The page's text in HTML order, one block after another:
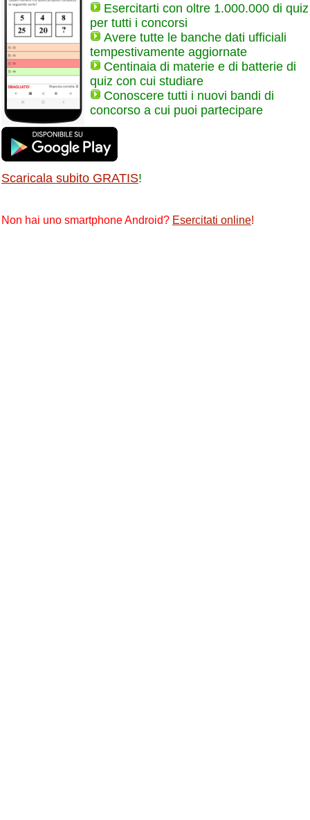
Esercitarti con oltre 1.000.000 di quiz
per tutti i concorsi
Avere tutte le banche dati ufficiali
tempestivamente aggiornate
Centinaia di materie e di batterie di
quiz con cui studiare
Conoscere tutti i nuovi bandi di
concorso a cui puoi partecipare
Scaricala subito GRATIS!
Non hai uno smartphone Android? Esercitati online!